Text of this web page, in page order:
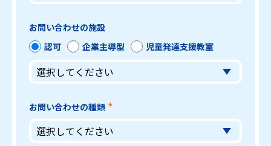
お問い合わせの施設
認可
企業主導型 児童発達支援教室
お問い合わせの種類